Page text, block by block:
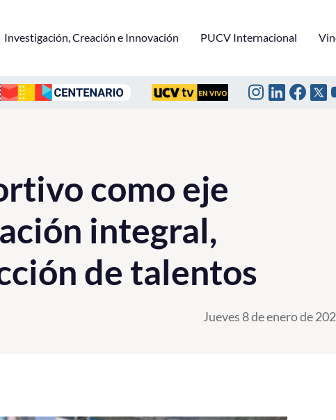
Investigación, Creación e Innovación PUCV Internacional
como eje
integral,
de talentos
Jueves 8 de enero de